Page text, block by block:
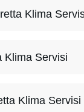
Klima
Klima Servisi
Klima Servisi